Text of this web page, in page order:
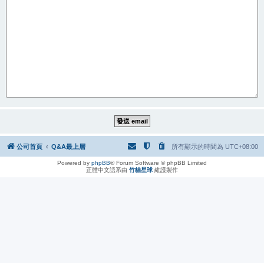
公司首頁 Q&A最上層 所有顯示的時間為 UTC+08:00
Powered by phpBB® Forum Software © phpBB Limited
正體中文語系由 竹貓星球 維護製作